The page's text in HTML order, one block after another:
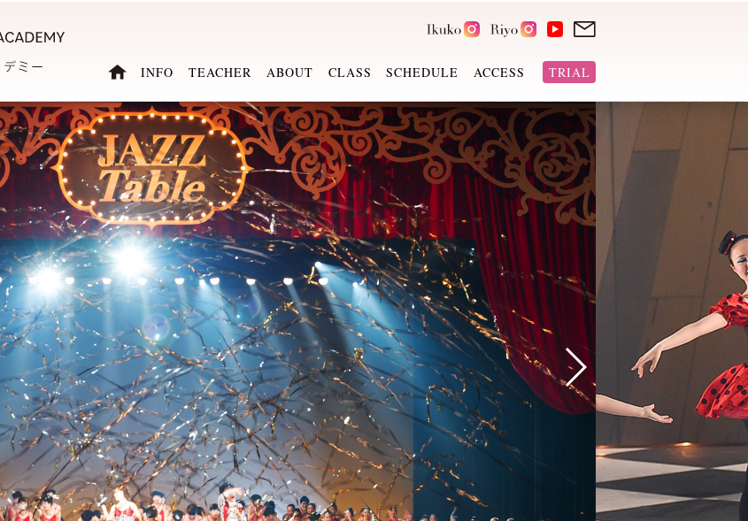
INFO TEACHER ABOUT CLASS SCHEDULE ACCESS TRIAL